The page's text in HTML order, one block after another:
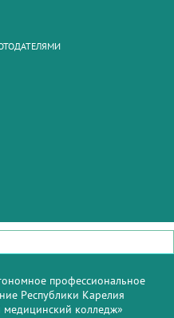
профессиональное
Республики Карелия
медицинский колледж»